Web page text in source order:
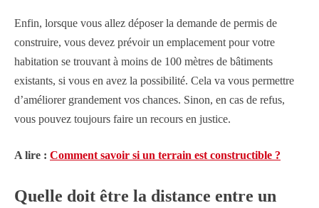
Enfin, lorsque vous allez déposer la demande de permis de
construire, vous devez prévoir un emplacement pour votre
habitation se trouvant à moins de 100 mètres de bâtiments
existants, si vous en avez la possibilité. Cela va vous permettre
d’améliorer grandement vos chances. Sinon, en cas de refus,
vous pouvez toujours faire un recours en justice.
A lire : Comment savoir si un terrain est constructible ?
Quelle doit être la distance entre un